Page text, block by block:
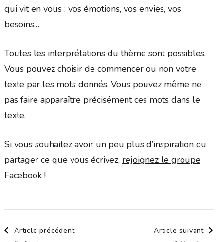
qui vit en vous : vos émotions, vos envies, vos
besoins…
Toutes les interprétations du thème sont possibles.
Vous pouvez choisir de commencer ou non votre
texte par les mots donnés. Vous pouvez même ne
pas faire apparaître précisément ces mots dans le
texte.
Si vous souhaitez avoir un peu plus d’inspiration ou
partager ce que vous écrivez, rejoignez le groupe
Facebook!
Navigation
Article précédent Article suivant